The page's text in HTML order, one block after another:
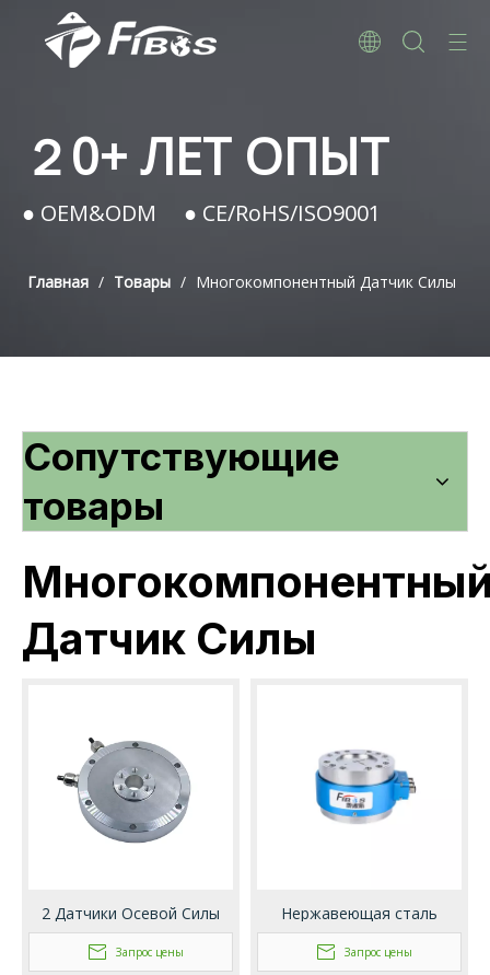
２0+ ЛЕТ ОПЫТ
● OEM&ODM ● CE/RoHS/ISO9001
Главная / Товары / Многокомпонентный Датчик Силы
Сопутствующие
товары
Датчик Силы
2 Датчики Осевой Силы
FA701
Запрос цены
Нержавеющая сталь
Трехмерные Датчики Силы
FA731
Запрос цены